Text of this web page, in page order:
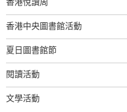
香港悅讀周
香港中央圖書館活動
夏日圖書館節
閱讀活動
文學活動